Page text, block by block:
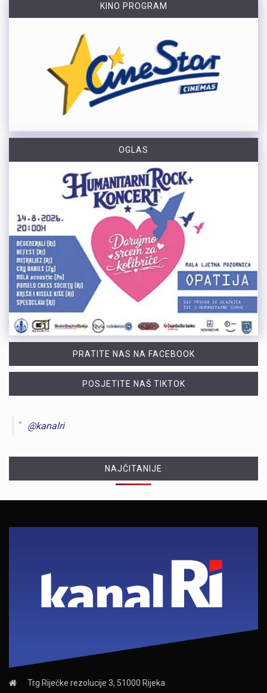
KINO PROGRAM
OGLAS
PRATITE NAS NA FACEBOOK
POSJETITE NAŠ TIKTOK
@kanalri
NAJČITANIJE
Trg Riječke rezolucije 3, 51000 Rijeka